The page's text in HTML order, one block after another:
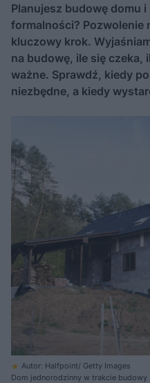
Planujesz budowę domu
formalności? Pozwolenie
kluczowy krok.
na budowę, ile się czeka,
ważne. Sprawdź, kiedy
niezbędne, a kiedy
Autor: Halfpoint/ Getty Images
Dom jednorodzinny w trakcie